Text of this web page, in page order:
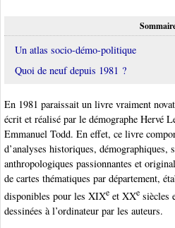
Un atlas socio-démo-politique
Quoi de neuf depuis 1981 ?
En 1981 paraissait un livre vraiment
écrit et réalisé par le démographe Hervé
Emmanuel Todd. En effet, ce livre
d’analyses historiques, démographiques,
anthropologiques passionnantes et
de cartes thématiques par département,
disponibles pour les XIXe et XXe siècles
dessinées à l’ordinateur par les auteurs.